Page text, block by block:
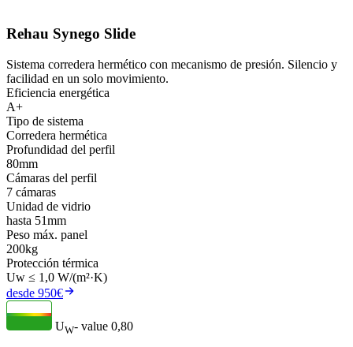
Rehau Synego Slide
Sistema corredera hermético con mecanismo de presión. Silencio y
facilidad en un solo movimiento.
Eficiencia energética
A+
Tipo de sistema
Corredera hermética
Profundidad del perfil
80mm
Cámaras del perfil
7 cámaras
Unidad de vidrio
hasta 51mm
Peso máx. panel
200kg
Protección térmica
Uw ≤ 1,0 W/(m²·K)
desde 950€
UW- value 0,80